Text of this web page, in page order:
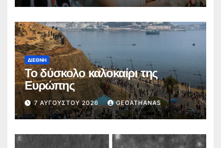
ΔΙΕΘΝΉ
Το δύσκολο καλοκαίρι της
Ευρώπης
7 ΑΥΓΟΎΣΤΟΥ 2026 GEOATHANAS